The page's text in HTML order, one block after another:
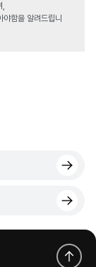
함을 알려드립니